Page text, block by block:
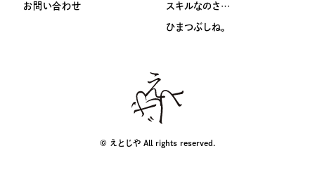
お問い合わせ スキルなのさ…
ひまつぶしね。
© えとじや All rights reserved.